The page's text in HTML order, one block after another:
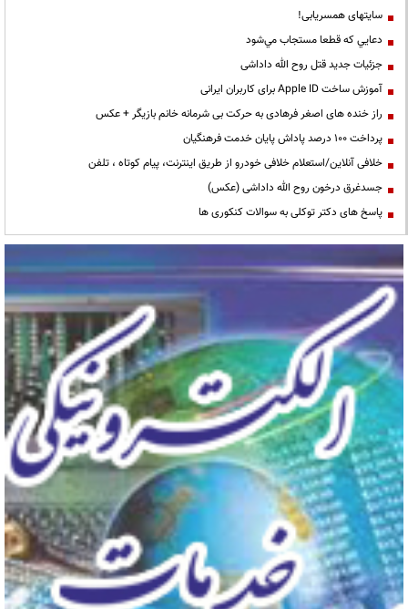
سایتهای همسریابی!
دعايي كه قطعا مستجاب مي‌شود
جزئیات جدید قتل روح الله داداشی
آموزش ساخت Apple ID برای کاربران ایرانی
راز خنده های اصغر فرهادی به حرکت بی شرمانه خانم بازیگر + عکس
پرداخت ۱۰۰ درصد پاداش پایان خدمت فرهنگیان
خلافی آنلاین/استعلام خلافی خودرو از طریق اینترنت، پیام کوتاه ، تلفن
جسدغرق درخون روح الله داداشی (عکس)
پاسخ های دکتر توکلی به سوالات کنکوری ها